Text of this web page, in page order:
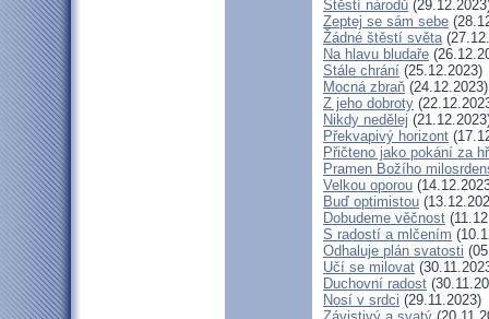
Štěstí národů
Zeptej se sám sebe
Žádné štěstí světa
Na hlavu bludaře
Stále chrání (25.12.2023)
Mocná zbraň (24.12.2023)
Z jeho dobroty
Nikdy nedělej
Překvapivý horizont
Přičteno jako pokání za
Pramen Božího
Velkou oporou
Buď optimistou
Dobudeme věčnost
S radostí a mlčením
Odhaluje plán svatosti
Učí se milovat
Duchovní radost
Nosí v srdci (29.11.2023)